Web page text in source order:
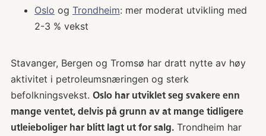
Oslo og Trondheim: mer moderat utvikling med
2-3 % vekst
Stavanger, Bergen og Tromsø har dratt nytte av høy
aktivitet i petroleumsnæringen og sterk
befolkningsvekst. Oslo har utviklet seg svakere enn
mange ventet, delvis på grunn av at mange tidligere
utleieboliger har blitt lagt ut for salg.Trondheim har